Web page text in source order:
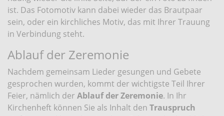
ist. Das Fotomotiv kann dabei wieder das Brautpaar
sein, oder ein kirchliches Motiv, das mit Ihrer Trauung
in Verbindung steht.
Ablauf der Zeremonie
Nachdem gemeinsam Lieder gesungen und Gebete
gesprochen wurden, kommt der wichtigste Teil Ihrer
Feier, nämlich der Ablauf der Zeremonie. In Ihr
Kirchenheft können Sie als Inhalt den Trauspruch